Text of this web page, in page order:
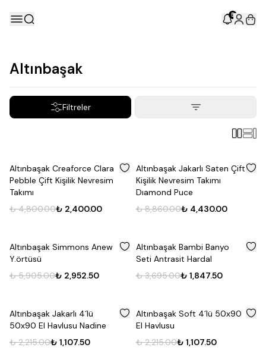
5
Altınbaşak
Filtreler
50
Altınbaşak Creaforce Clara
Pebble Çift Kişilik Nevresim
Takımı
₺ 4,800.00₺ 2,400.00
%50
Altınbaşak Jakarlı Saten Çift
Kişilik Nevresim Takımı
Dıamond Puce
₺ 8,860.00₺ 4,430.00
50
Altınbaşak Simmons Anew
Y.örtüsü
₺ 5,905.00₺ 2,952.50
50
Altınbaşak Bambi Banyo
Seti Antrasit Hardal
₺ 3,695.00₺ 1,847.50
50
Altınbaşak Jakarlı 4´lü
50x90 El Havlusu Nadine
₺ 2,215.00₺ 1,107.50
%50
Altınbaşak Soft 4´lü 50x90
El Havlusu
₺ 2,215.00₺ 1,107.50